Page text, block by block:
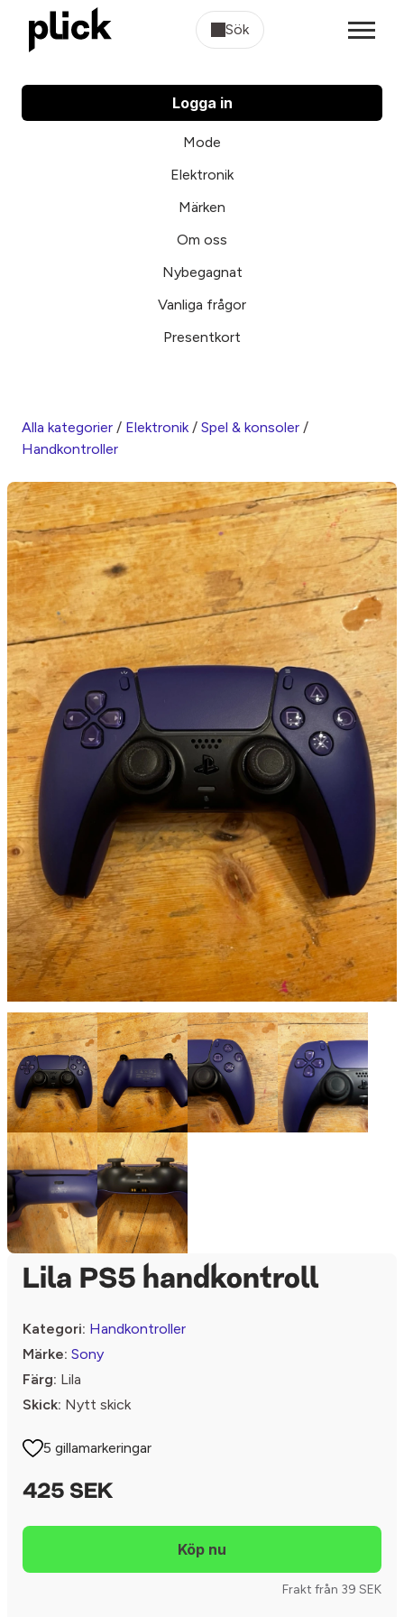
Sök
Logga in
Mode
Elektronik
Märken
Om oss
Nybegagnat
Vanliga frågor
Presentkort
Alla kategorier / Elektronik/ Spel & konsoler /
Handkontroller
Lila PS5 handkontroll
Kategori: Handkontroller
Märke: Sony
Färg: Lila
Skick: Nytt skick
5 gillamarkeringar
425 SEK
Frakt från 39 SEK